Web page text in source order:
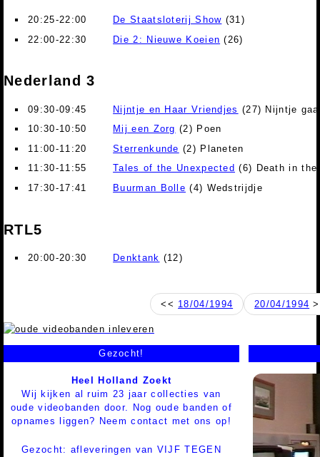
20:25-22:00 De Staatsloterij Show (31)
22:00-22:30
Die 2: Nieuwe Koeien (26)
Nederland 3
09:30-09:45 Nijntje en Haar Vriendjes (27) Nijntje
10:30-10:50
Mij een Zorg (2) Poen
11:00-11:20
Sterrenkunde (2) Planeten
11:30-11:55
Tales of the Unexpected (6) Death in the
17:30-17:41
Buurman Bolle (4) Wedstrijdje
RTL5
20:00-20:30 Denktank (12)
<< 18/04/1994 20/04/1994
Gezocht!
Heel Holland Zoekt
Wij kijken al ruim 23 jaar collecties van
oude videobanden door. Nog oude banden of
opnames liggen? Neem contact met ons op!
Gezocht: afleveringen van VIJF TEGEN